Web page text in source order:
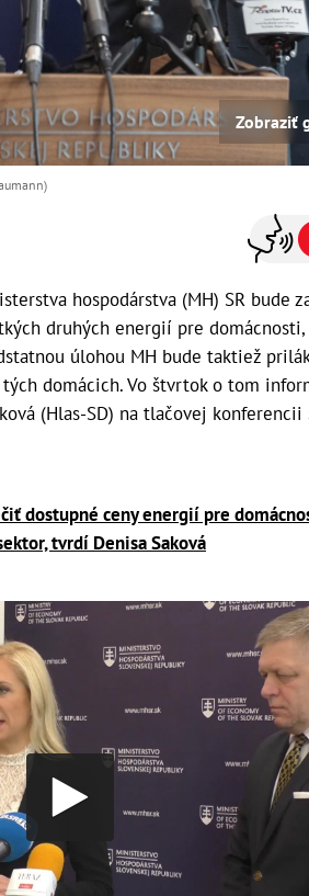
Zobraziť
hospodárstva (MH) SR bude
druhých energií pre domácnosti,
úlohou MH bude taktiež
domácich. Vo štvrtok o tom
(Hlas-SD) na tlačovej konferencii
dostupné ceny energií pre
tvrdí Denisa Saková